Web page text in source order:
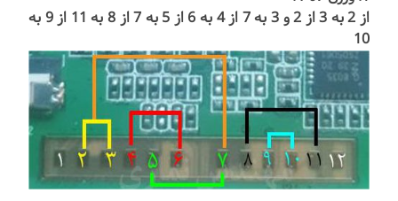
از 2 به 3 از 2 و 3 به 7 از 4 به 6 از 5 به 7 از 8 به 11 از 9 به
10